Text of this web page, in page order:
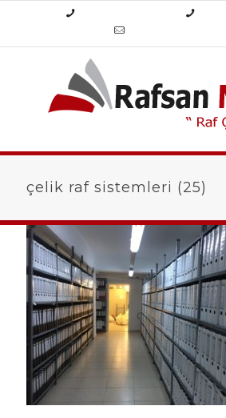
çelik raf sistemleri (25)